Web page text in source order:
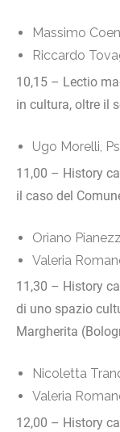
Massimo
Riccardo
10,15 – Lectio
in cultura, oltre il
Ugo Morelli,
11,00 – History
il caso del
Oriano
Valeria
11,30 – History
di uno spazio
Margherita
Nicoletta
Valeria
12,00 – History